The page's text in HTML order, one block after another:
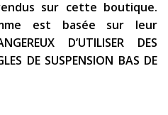
sur cette boutique.
est basée sur leur
D’UTILISER DES
DE SUSPENSION BAS DE